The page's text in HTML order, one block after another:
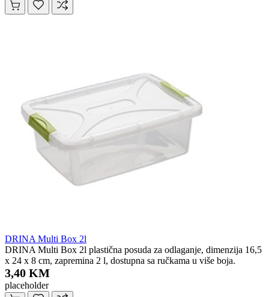
DRINA Multi Box 2l
DRINA Multi Box 2l plastična posuda za odlaganje, dimenzija 16,5
x 24 x 8 cm, zapremina 2 l, dostupna sa ručkama u više boja.
3,40 KM
placeholder